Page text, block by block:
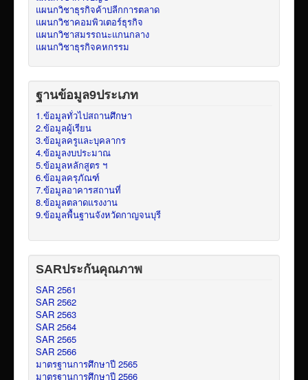
แผนกวิชาธุรกิจค้าปลีกการตลาด
แผนกวิชาคอมพิวเตอร์ธุรกิจ
แผนกวิชาสมรรถนะแกนกลาง
แผนกวิชาธุรกิจคหกรรม
ฐานข้อมูล9ประเภท
1.ข้อมูลทั่วไปสถานศึกษา
2.ข้อมูลผู้เรียน
3.ข้อมูลครูและบุคลากร
4.ข้อมูลงบประมาณ
5.ข้อมูลหลักสูตร ฯ
6.ข้อมูลครุภัณฑ์
7.ข้อมูลอาคารสถานที่
8.ข้อมูลตลาดแรงงาน
9.ข้อมูลพื้นฐานจังหวัดกาญจนบุรี
SARประกันคุณภาพ
SAR 2561
SAR 2562
SAR 2563
SAR 2564
SAR 2565
SAR 2566
มาตรฐานการศึกษาปี 2565
มาตรฐานการศึกษาปี 2566